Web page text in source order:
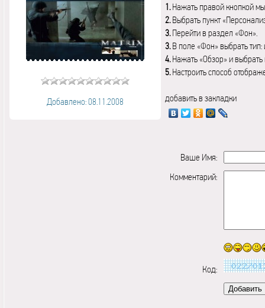
Добавлено: 08.11.2008
1.Нажать правой кнопкой
2.Выбрать пункт
3.Перейти в раздел «Фон».
3.В поле «Фон» выбрать
4.Нажать «Обзор» и выбрать
5.Настроить способ
добавить в закладки
Ваше Имя:
Комментарий:
Код: